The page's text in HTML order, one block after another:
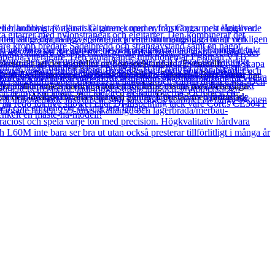
att det uppfyller en hög spelstandard. Eventuellt
Ex-Demo produkt. Schecter Stiletto Session-4 Bass Guitar har
instrumentets naturliga ton en söt luftig essens med behagliga
den idealisk för alla stilar och genrer. Utrustad med fantastisk